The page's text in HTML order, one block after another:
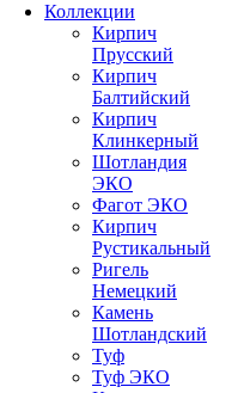
Коллекции
Кирпич
Прусский
Кирпич
Балтийский
Кирпич
Клинкерный
Шотландия
ЭКО
Фагот ЭКО
Кирпич
Рустикальный
Ригель
Немецкий
Камень
Шотландский
Туф
Туф ЭКО